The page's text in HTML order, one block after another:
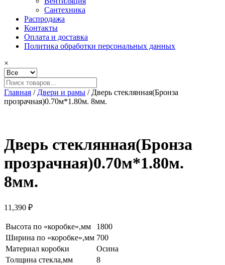
Сантехника
Распродажа
Контакты
Оплата и доставка
Политика обработки персональных данных
×
Главная / Двери и рамы / Дверь стеклянная(Бронза
прозрачная)0.70м*1.80м. 8мм.
Дверь стеклянная(Бронза
прозрачная)0.70м*1.80м.
8мм.
11,390 ₽
Высота по «коробке»,мм
1800
Ширина по «коробке»,мм 700
Материал коробки
Осина
Толщина стекла,мм
8